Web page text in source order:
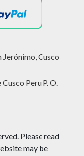
Jerónimo, Cusco
Peru P. O.
Please read
may be